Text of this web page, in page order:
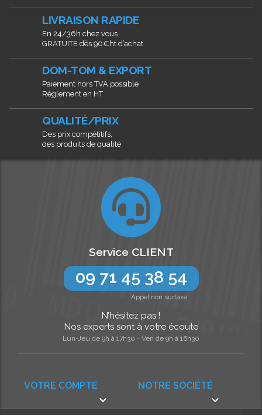
LIVRAISON RAPIDE
En 24/36h chez vous
GRATUITE dès 90€ht d’achat
DOM-TOM & EXPORT
Paiement hors TVA possible
Règlement en HT
QUALITÉ/PRIX
Des prix compétitifs,
des produits de qualité
NOTRE SOCIÉTÉ

VOTRE COMPTE

Service CLIENT
09 71 45 38 54
Appel non surtaxé
N’hésitez pas !
Nos experts sont à votre écoute
Lun-Jeu de 9h à 17h30 - Ven de 9h à 16h30